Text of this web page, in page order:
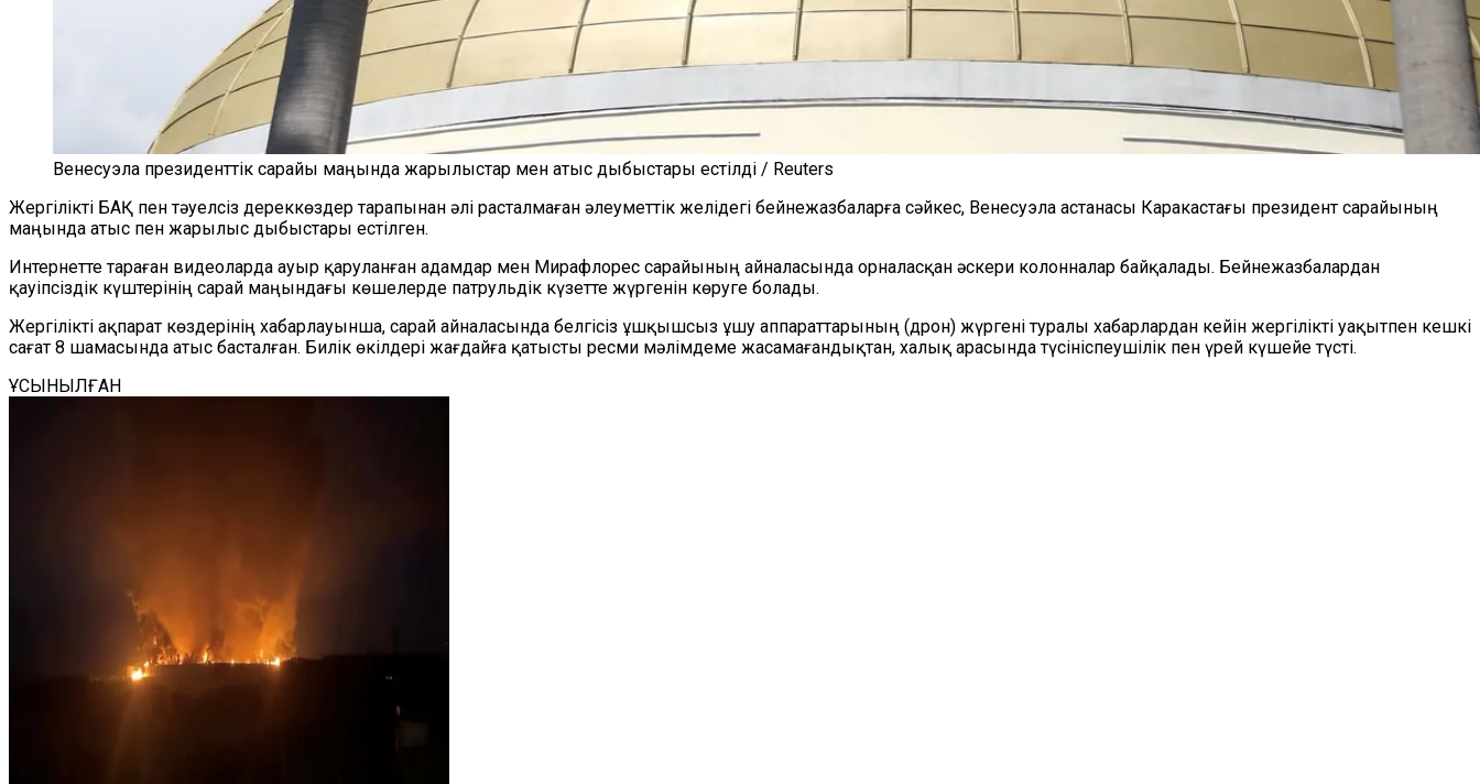
Венесуэла президенттік сарайы маңында жарылыстар мен атыс дыбыстары естілді / Reuters
Жергілікті БАҚ пен тәуелсіз дереккөздер тарапынан әлі расталмаған әлеуметтік желідегі бейнежазбаларға сәйкес, Венесуэла астанасы Каракастағы президент сарайының
маңында атыс пен жарылыс дыбыстары естілген.
Интернетте тараған видеоларда ауыр қаруланған адамдар мен Мирафлорес сарайының айналасында орналасқан әскери колонналар байқалады. Бейнежазбалардан
қауіпсіздік күштерінің сарай маңындағы көшелерде патрульдік күзетте жүргенін көруге болады.
Жергілікті ақпарат көздерінің хабарлауынша, сарай айналасында белгісіз ұшқышсыз ұшу аппараттарының (дрон) жүргені туралы хабарлардан кейін жергілікті уақытпен кешкі
сағат 8 шамасында атыс басталған. Билік өкілдері жағдайға қатысты ресми мәлімдеме жасамағандықтан, халық арасында түсініспеушілік пен үрей күшейе түсті.
ҰСЫНЫЛҒАН